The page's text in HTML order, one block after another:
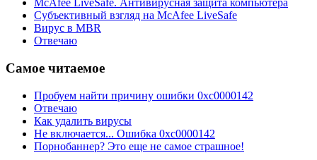
McAfee LiveSafe. Антивирусная защита компьютера
Субъективный взгляд на McAfee LiveSafe
Вирус в MBR
Отвечаю
Самое читаемое
Пробуем найти причину ошибки 0xc0000142
Отвечаю
Как удалить вирусы
Не включается... Ошибка 0xc0000142
Порнобаннер? Это еще не самое страшное!